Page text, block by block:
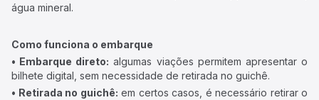
água mineral.
Como funciona o embarque
• Embarque direto: algumas viações permitem apresentar o
bilhete digital, sem necessidade de retirada no guichê.
• Retirada no guichê: em certos casos, é necessário retirar o